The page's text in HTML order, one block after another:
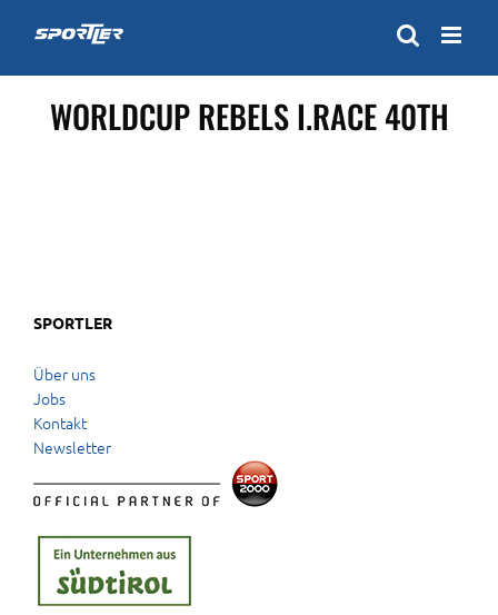
Inhalt
springen
WORLDCUP REBELS I.RACE 40TH
SPORTLER
Über uns
Jobs
Kontakt
Newsletter